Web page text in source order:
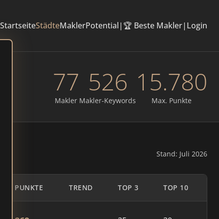
StartseiteStädteMaklerPotential| 🏆 Beste Makler| Login
77
Makler
526
Makler-Keywords
15.780
Max. Punkte
Stand: Juli 2026
PUNKTE TREND TOP 3 TOP 10